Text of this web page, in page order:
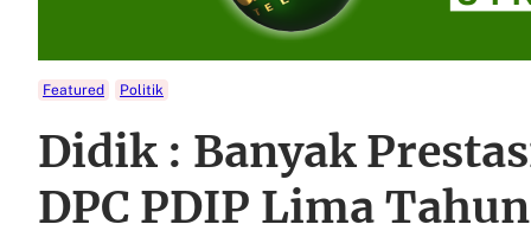
Featured Politik
Didik : Banyak
DPC PDIP Lima